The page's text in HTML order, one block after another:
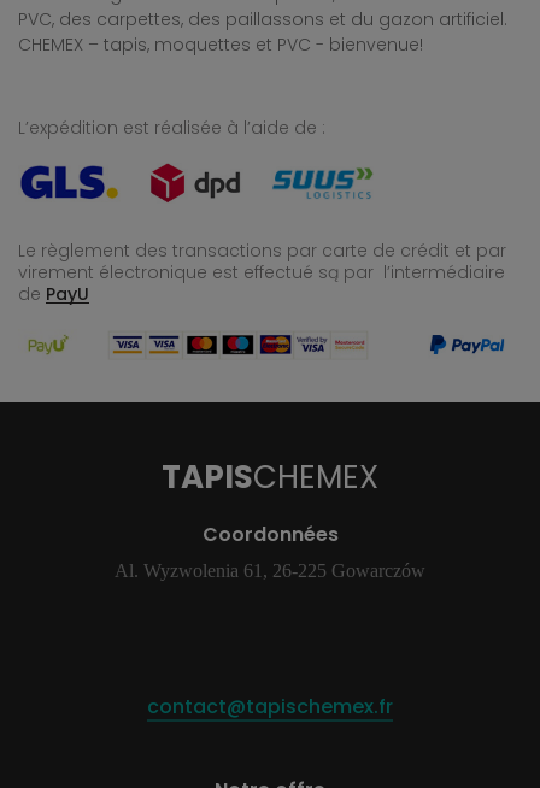
PVC, des carpettes, des paillassons et du gazon artificiel.
CHEMEX – tapis, moquettes et PVC - bienvenue!
L’expédition est réalisée à l’aide de :
Le règlement des transactions par carte de crédit et par
virement électronique est effectué są par l’intermédiaire
de PayU
TAPISCHEMEX
Coordonnées
Al. Wyzwolenia 61, 26-225 Gowarczów
contact@tapischemex.fr